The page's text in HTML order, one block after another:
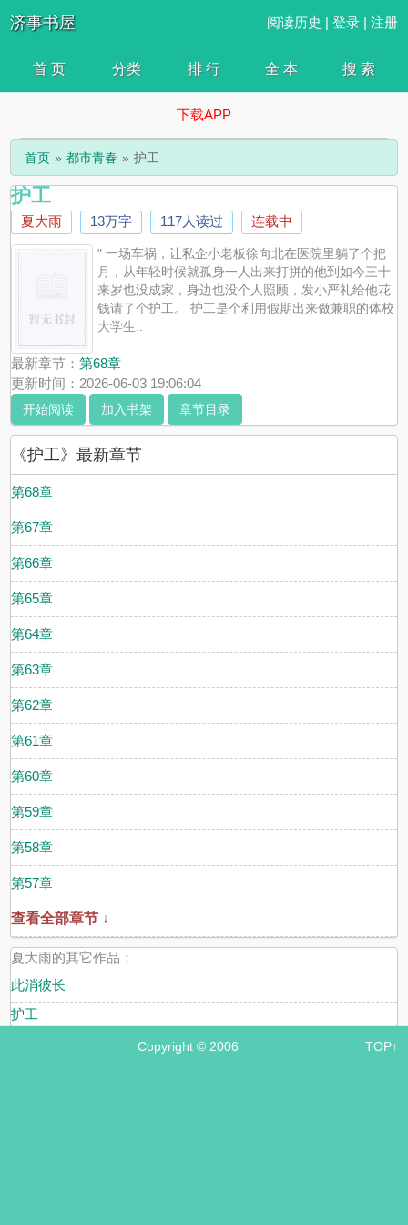
济事书屋 阅读历史 | 登录| 注册
首 页 分类 排 行 全 本 搜 索
下载APP
首页 都市青春 护工
护工
夏大雨 13万字 117人读过 连载中
" 一场车祸，让私企小老板徐向北在医院里躺了个把
月，从年轻时候就孤身一人出来打拼的他到如今三十
来岁也没成家，身边也没个人照顾，发小严礼给他花
钱请了个护工。 护工是个利用假期出来做兼职的体校
大学生..
最新章节：第68章
更新时间：2026-06-03 19:06:04
开始阅读 加入书架 章节目录
《护工》最新章节
第68章
第67章
第66章
第65章
第64章
第63章
第62章
第61章
第60章
第59章
第58章
第57章
查看全部章节 ↓
夏大雨的其它作品：
此消彼长
护工
Copyright © 2006 TOP↑